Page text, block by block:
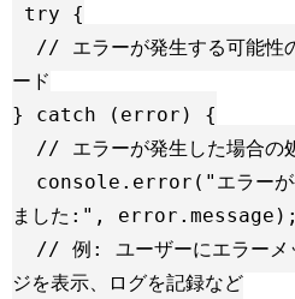
try {
ード
} catch (error) {
ました:", error.message);
ジを表示、ログを記録など